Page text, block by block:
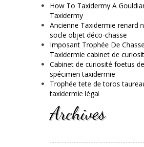
How To Taxidermy A
Taxidermy
Ancienne Taxidermie renard
socle objet déco-chasse
Imposant Trophée De
Taxidermie cabinet de
Cabinet de curiosité foetus
spécimen taxidermie
Trophée tete de toros
taxidermie légal
Archives